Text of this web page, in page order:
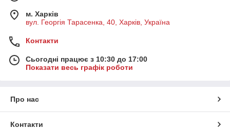
м. Харків
вул. Георгія Тарасенка, 40, Харків, Україна
Контакти
Сьогодні працює з 10:30 до 17:00
Показати весь графік роботи
Про нас
Контакти